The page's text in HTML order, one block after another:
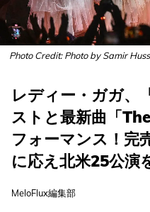
Photo Credit: Photo by Samir
レディー・ガガ、
ストと最新曲「
フォーマンス！完
に応え北米25公演
MeloFlux編集部